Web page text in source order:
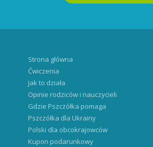
Strona główna
Ćwiczenia
Jak to działa
Opinie rodziców i nauczycieli
Gdzie Pszczółka pomaga
Pszczółka dla Ukrainy
Polski dla obcokrajowców
Kupon podarunkowy